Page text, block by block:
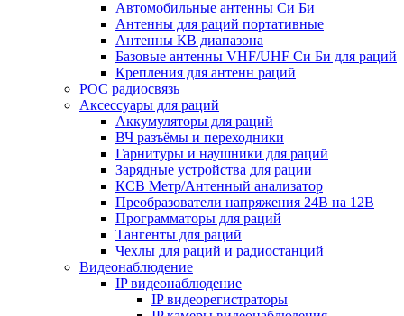
Автомобильные антенны Си Би
Антенны для раций портативные
Антенны КВ диапазона
Базовые антенны VHF/UHF Си Би для раций
Крепления для антенн раций
POC радиосвязь
Аксессуары для раций
Аккумуляторы для раций
ВЧ разъёмы и переходники
Гарнитуры и наушники для раций
Зарядные устройства для рации
КСВ Метр/Антенный анализатор
Преобразователи напряжения 24В на 12В
Программаторы для раций
Тангенты для раций
Чехлы для раций и радиостанций
Видеонаблюдение
IP видеонаблюдение
IP видеорегистраторы